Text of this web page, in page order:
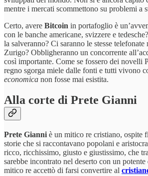
mentre i mercati scommettono su problemi a
Certo, avere Bitcoin in portafoglio è
con le banche americane, svizzere e
la salveranno? Ci saranno le stesse telefonate
Zurigo? Obbligheranno un concorrente
così importante. Come se fossero dei novelli
regno sgorga miele dalle fonti e tutti vivono
economica non fosse mai esistita.
Alla corte di Prete Gianni
Prete Gianni è un mitico re cristiano, ospite
storie che si raccontavano popolani e
ricco, ricchissimo, giusto e giustissimo, che
sarebbe incontrato nel deserto con un
mitico re accettò di farsi convertire al